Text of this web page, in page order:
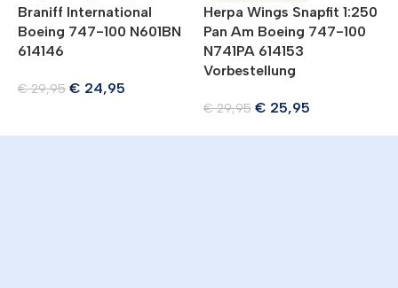
Braniff International
Boeing 747-100 N601BN
614146
€29,95 € 24,95
Herpa Wings Snapfit 1:250
Pan Am Boeing 747-100
N741PA 614153
Vorbestellung
€29,95 € 25,95